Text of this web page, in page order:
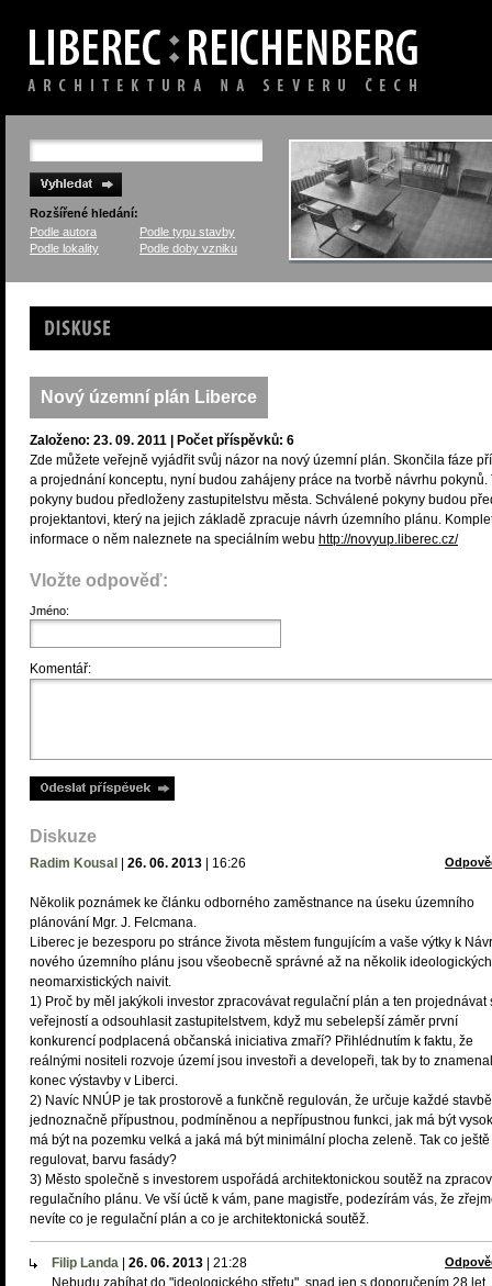
Rozšířené hledání:
Podle autora
Podle typu stavby
Podle lokality
Podle doby vzniku
Diskuse
Nový územní plán Liberce
Založeno: 23. 09. 2011 | Počet příspěvků: 6
Zde můžete veřejně vyjádřit svůj názor na nový územní plán. Skončila fáze
a projednání konceptu, nyní budou zahájeny práce na tvorbě návrhu pokynů.
pokyny budou předloženy zastupitelstvu města. Schválené pokyny budou
projektantovi, který na jejich základě zpracuje návrh územního plánu.
informace o něm naleznete na speciálním webu http://novyup.liberec.cz/
Vložte odpověď:
Jméno:
Komentář:
Diskuze
Radim Kousal 26. 06. 2013 16:26
Několik poznámek ke článku odborného zaměstnance na úseku územního
plánování Mgr. J. Felcmana.
Liberec je bezesporu po stránce života městem fungujícím a vaše výtky k
nového územního plánu jsou všeobecně správné až na několik ideologických
neomarxistických naivit.
1) Proč by měl jakýkoli investor zpracovávat regulační plán a ten projednávat
veřejností a odsouhlasit zastupitelstvem, když mu sebelepší záměr první
konkurencí podplacená občanská iniciativa zmaří? Přihlédnutím k faktu, že
reálnými nositeli rozvoje území jsou investoři a developeři, tak by to
konec výstavby v Liberci.
2) Navíc NNÚP je tak prostorově a funkčně regulován, že určuje každé stavbě
jednoznačně přípustnou, podmíněnou a nepřípustnou funkci, jak má být
má být na pozemku velká a jaká má být minimální plocha zeleně. Tak co ještě
regulovat, barvu fasády?
3) Město společně s investorem uspořádá architektonickou soutěž na
regulačního plánu. Ve vší úctě k vám, pane magistře, podezírám vás, že
nevíte co je regulační plán a co je architektonická soutěž.
Filip Landa 26. 06. 2013 21:28
Nebudu zabíhat do "ideologického střetu", snad jen s doporučením 28 let